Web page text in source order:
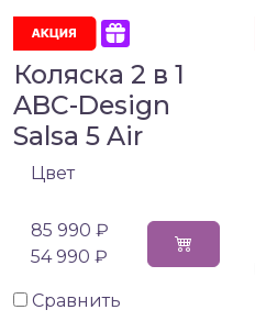
Коляска 2 в 1
ABC-Design
Salsa 5 Air
Цвет
85 990 ₽
54 990 ₽
Сравнить